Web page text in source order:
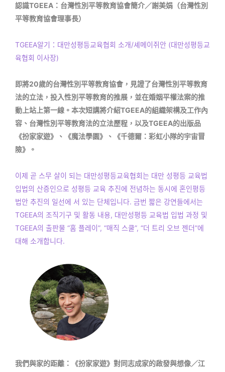
認識TGEEA：台灣性別平等教育協會簡介／謝美娟（台灣性別
平等教育協會理事長）
TGEEA알기：대만성평등교육협회 소개/셰메이쥐안 (대만성평등교
육협회 이사장)
即將20歲的台灣性別平等教育協會，見證了台灣性別平等教育
法的立法，投入性別平等教育的推展，並在婚姻平權法案的推
動上站上第一線。本次短講將介紹TGEEA的組織架構及工作內
容、台灣性別平等教育法的立法歷程，以及TGEEA的出版品
《扮家家遊》、《魔法學園》、《千德爾：彩虹小隊的宇宙冒
險》。
이제 곧 스무 살이 되는 대만성평등교육협회는 대만 성평등 교육법
입법의 산증인으로 성평등 교육 추진에 전념하는 동시에 혼인평등
법안 추진의 일선에 서 있는 단체입니다. 금번 짧은 강연들에서는
TGEEA의 조직기구 및 활동 내용, 대만성평등 교육법 입법 과정 및
TGEEA의 출판물 “홈 플레이”, “매직 스쿨”, “더 트리 오브 젠더”에
대해 소개합니다.
我們與家的距離：《扮家家遊》對同志成家的啟發與想像／江